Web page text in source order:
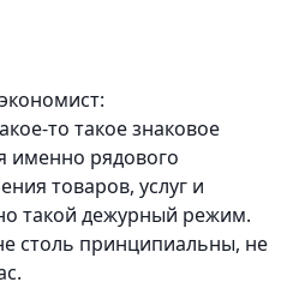
то такое знаковое
именно рядового
товаров, услуг и
такой дежурный режим.
столь принципиальны, не